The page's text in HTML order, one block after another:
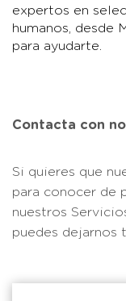
expertos en
humanos, desde
para ayudarte.
Contacta con
Si quieres que
para conocer de
nuestros
puedes dejarnos